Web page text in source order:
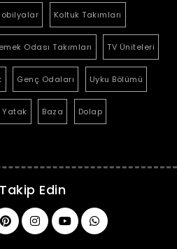
Koltuk Takımları
Odası Takımları TV Üniteleri
Genç Odaları Uyku Bölümü
Yatak Baza Dolap
Edin